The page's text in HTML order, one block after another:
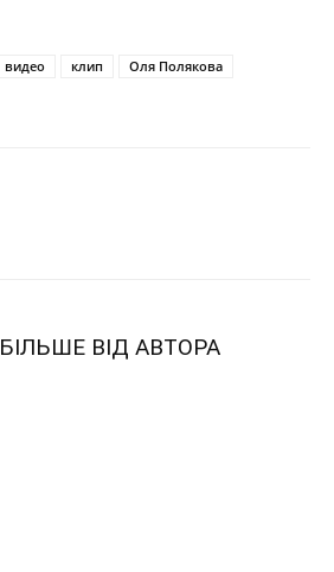
видео клип
Оля Полякова
БІЛЬШЕ ВІД АВТОРА